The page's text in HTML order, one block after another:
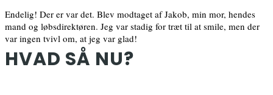
Endelig! Der er var det. Blev modtaget af Jakob, min mor, hendes
mand og løbsdirektøren. Jeg var stadig for træt til at smile, men der
var ingen tvivl om, at jeg var glad!
HVAD SÅ NU?